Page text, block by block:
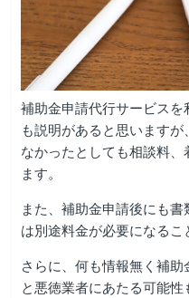
補助金申請代行サービス
も説明があると思います
なかったとしても相談料
ます。
また、補助金申請後にも
は別途料金が必要になるこ
さらに、何も情報無く補
と悪徳業者にあたる可能性